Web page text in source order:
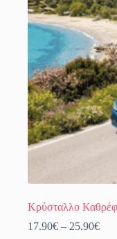
Κρύσταλλο
17.90€ – 25.90€Price